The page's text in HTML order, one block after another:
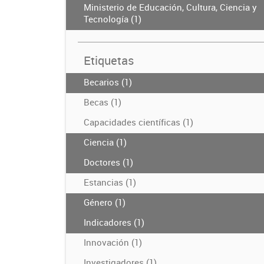
Ministerio de Educación, Cultura, Ciencia y
Tecnología (1)
Etiquetas
Becarios (1)
Becas (1)
Capacidades científicas (1)
Ciencia (1)
Doctores (1)
Estancias (1)
Género (1)
Indicadores (1)
Innovación (1)